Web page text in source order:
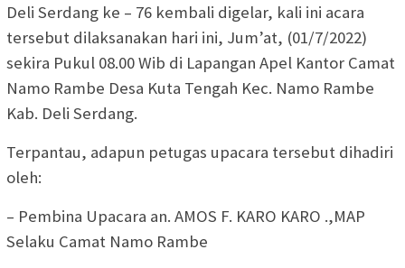
Deli Serdang ke – 76 kembali digelar, kali ini acara
tersebut dilaksanakan hari ini, Jum’at, (01/7/2022)
sekira Pukul 08.00 Wib di Lapangan Apel Kantor Camat
Namo Rambe Desa Kuta Tengah Kec. Namo Rambe
Kab. Deli Serdang.
Terpantau, adapun petugas upacara tersebut dihadiri
oleh:
– Pembina Upacara an. AMOS F. KARO KARO .,MAP
Selaku Camat Namo Rambe